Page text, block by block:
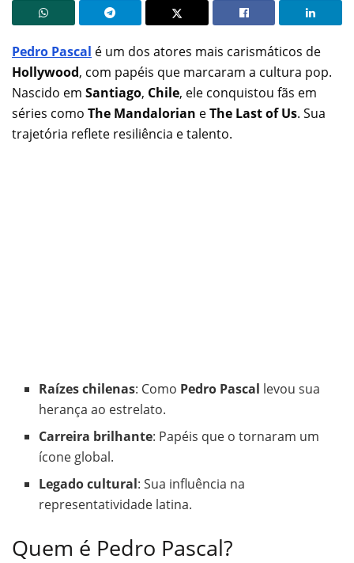
Pedro Pascal é um dos atores mais carismáticos de
Hollywood, com papéis que marcaram a cultura pop.
Nascido em Santiago, Chile, ele conquistou fãs em
séries como The Mandalorian eThe Last of Us. Sua
trajetória reflete resiliência e talento.
Raízes chilenas: Como Pedro Pascal levou sua
herança ao estrelato.
Carreira brilhante: Papéis que o tornaram um
ícone global.
Legado cultural: Sua influência na
representatividade latina.
Quem é Pedro Pascal?